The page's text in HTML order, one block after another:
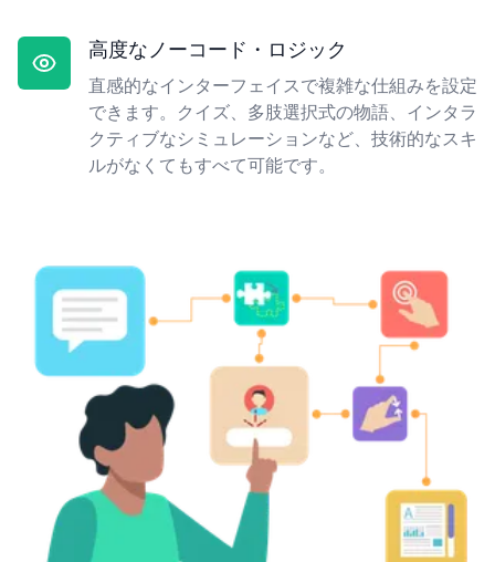
高度なノーコード・ロジック
直感的なインターフェイスで複雑な仕組みを設定
できます。クイズ、多肢選択式の物語、インタラ
クティブなシミュレーションなど、技術的なスキ
ルがなくてもすべて可能です。